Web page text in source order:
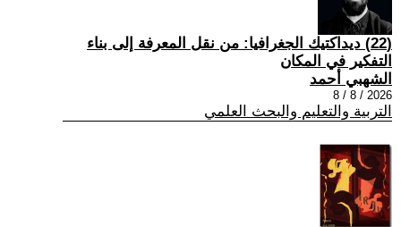
(22) ديداكتيك الجغرافيا: من نقل المعرفة إلى بناء
التفكير في المكان
الشهبي أحمد
2026 / 8 / 8
التربية والتعليم والبحث العلمي